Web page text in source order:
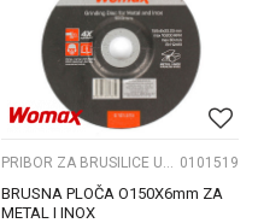
0101519
BRUSNA PLOČA O150X6mm ZA
METAL I INOX